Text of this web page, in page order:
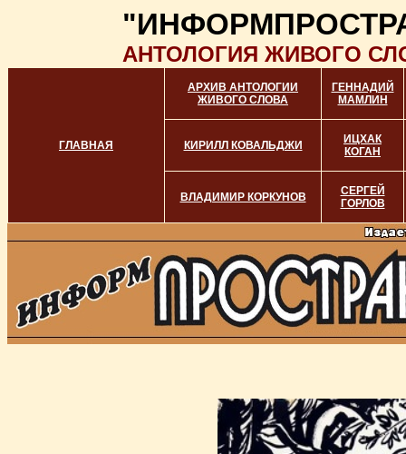
АНТОЛОГИЯ ЖИВОГО
ГЛАВНАЯ
АРХИВ АНТОЛОГИИ
ЖИВОГО СЛОВА
ГЕННАДИЙ
МАМЛИН
КИРИЛЛ КОВАЛЬДЖИ
ИЦХАК
КОГАН
ВЛАДИМИР КОРКУНОВ
СЕРГЕЙ
ГОРЛОВ